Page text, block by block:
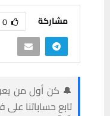
مشاركة 0
🔔 كن أول من
تابع حساباتنا